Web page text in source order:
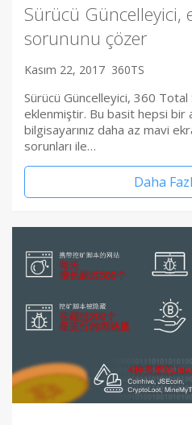
Sürücü Güncelleyici,
sorununu çözer
Kasım 22, 2017 360TS
Sürücü Güncelleyici, 360 Total
eklenmiştir. Bu basit hepsi bir
bilgisayarınız daha az mavi
sorunları ile…
Daha